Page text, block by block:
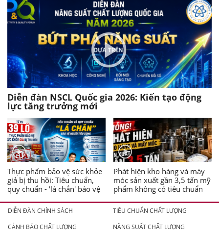
Diễn đàn NSCL Quốc gia 2026: Kiến tạo động
lực tăng trưởng mới
Thực phẩm bảo vệ sức khỏe
giả bị thu hồi: Tiêu chuẩn,
quy chuẩn - 'lá chắn' bảo vệ
Phát hiện kho hàng và máy
móc sản xuất gần 3,5 tấn mỹ
phẩm không có tiêu chuẩn
DIỄN ĐÀN CHÍNH SÁCH
TIÊU CHUẨN CHẤT LƯỢNG
CẢNH BÁO CHẤT LƯỢNG
NĂNG SUẤT CHẤT LƯỢNG